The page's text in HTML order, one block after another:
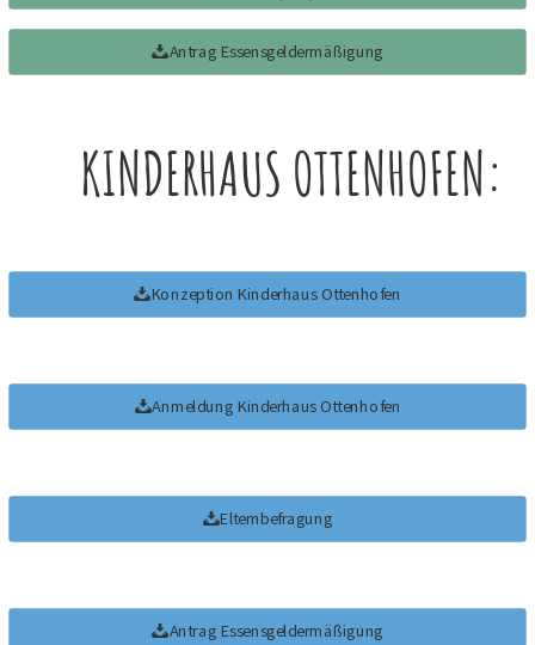
Antrag Essensgeldermäßigung
KINDERHAUS OTTENHOFEN:
Konzeption Kinderhaus Ottenhofen
Anmeldung Kinderhaus Ottenhofen
Elternbefragung
Antrag Essensgeldermäßigung